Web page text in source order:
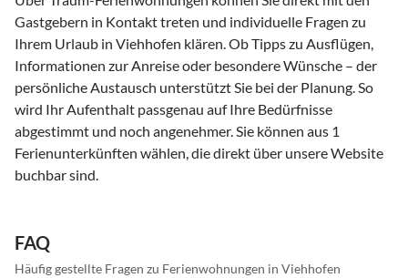
Gastgebern in Kontakt treten und individuelle Fragen zu
Ihrem Urlaub in Viehhofen klären. Ob Tipps zu Ausflügen,
Informationen zur Anreise oder besondere Wünsche – der
persönliche Austausch unterstützt Sie bei der Planung. So
wird Ihr Aufenthalt passgenau auf Ihre Bedürfnisse
abgestimmt und noch angenehmer. Sie können aus 1
Ferienunterkünften wählen, die direkt über unsere Website
buchbar sind.
FAQ
Häufig gestellte Fragen zu Ferienwohnungen in Viehhofen